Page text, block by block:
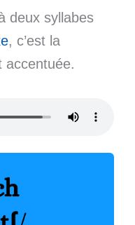
deux syllabes
, c’est la
accentuée.